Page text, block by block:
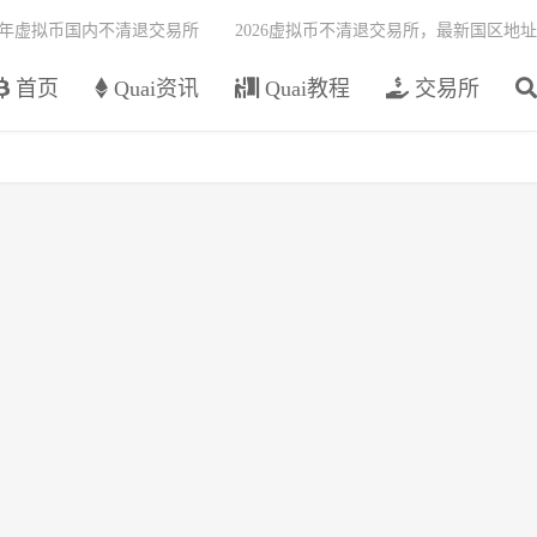
首页 Quai资讯 Quai教程 交易所
虚拟币国内不清退交易所 2026虚拟币不清退交易所，最新国区地址